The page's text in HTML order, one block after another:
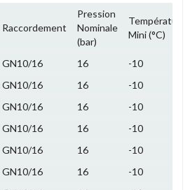
Raccordement
Pression
Nominale
(bar)
Température
Mini (°C)
GN10/16 16
-10
GN10/16 16
-10
GN10/16 16
-10
GN10/16 16
-10
GN10/16 16
-10
GN10/16 16
-10